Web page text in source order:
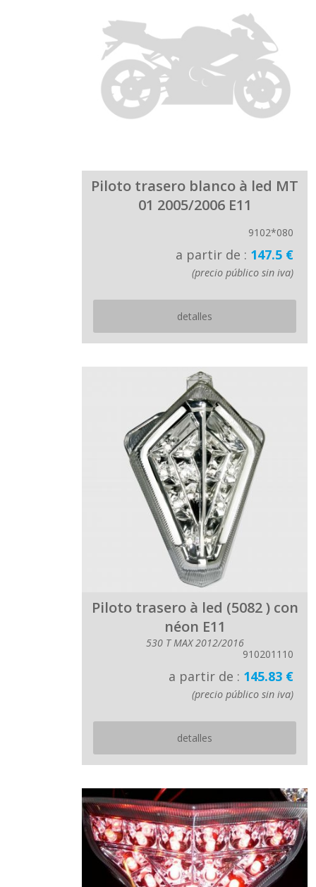
Piloto trasero blanco à led MT
01 2005/2006 E11
9102*080
a partir de : 147.5 €
(precio público sin iva)
detalles
Piloto trasero à led (5082 ) con
néon E11
530 T MAX 2012/2016
910201110
a partir de : 145.83 €
(precio público sin iva)
detalles